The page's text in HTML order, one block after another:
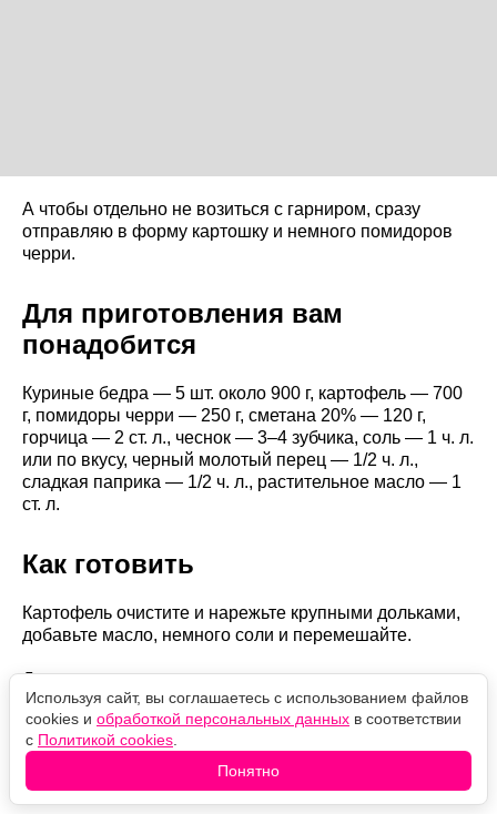
А чтобы отдельно не возиться с гарниром, сразу
отправляю в форму картошку и немного помидоров
черри.
Для приготовления вам
понадобится
Куриные бедра — 5 шт. около 900 г, картофель — 700
г, помидоры черри — 250 г, сметана 20% — 120 г,
горчица — 2 ст. л., чеснок — 3–4 зубчика, соль — 1 ч. л.
или по вкусу, черный молотый перец — 1/2 ч. л.,
сладкая паприка — 1/2 ч. л., растительное масло — 1
ст. л.
Как готовить
Картофель очистите и нарежьте крупными дольками,
добавьте масло, немного соли и перемешайте.
Для маринада соедините сметану, горчицу,
измельченный чеснок, перец и паприку. Хорошо
обмажьте куриные бедра и оставьте на 15–20 минут. В
форму выложите картофель, сверху разместите
курицу, а между кусочками разложите половинки
черри.
Используя сайт, вы соглашаетесь с использованием файлов
cookies и обработкой персональных данных в соответствии
с Политикой cookies
Понятно